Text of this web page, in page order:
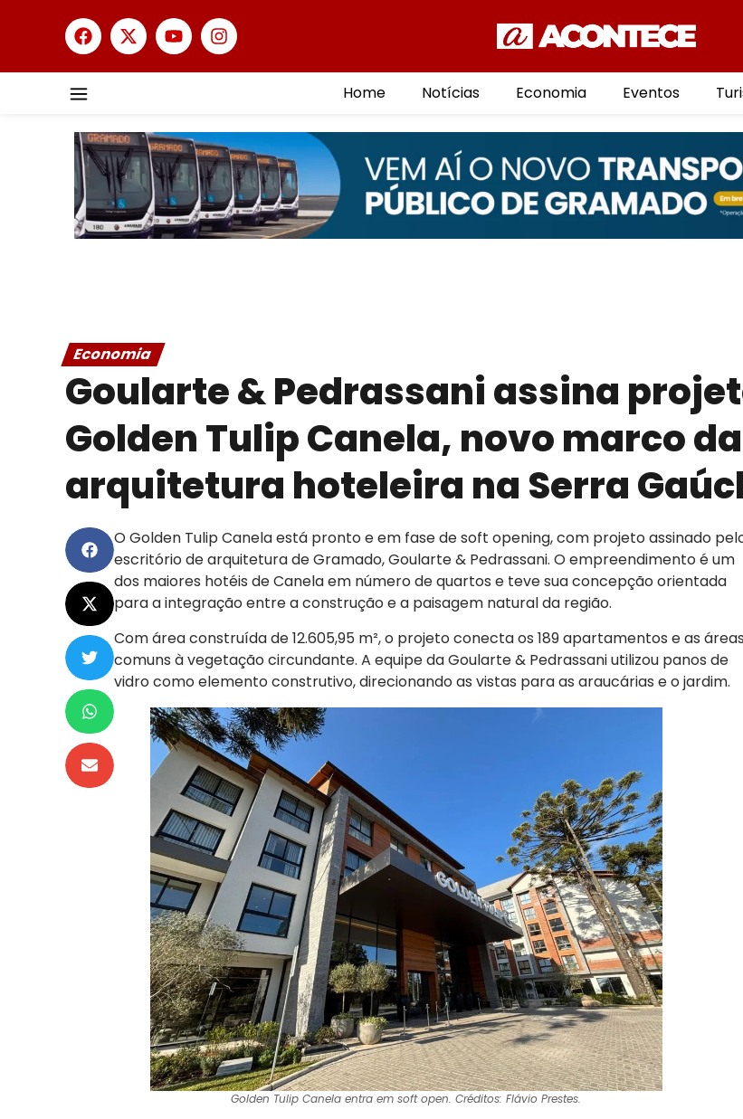
Home Notícias Economia Eventos
Economia
Goularte & Pedrassani assina
Golden Tulip Canela, novo marco da
arquitetura hoteleira na Serra
O Golden Tulip Canela está pronto e em fase de soft opening, com projeto assinado
escritório de arquitetura de Gramado, Goularte & Pedrassani. O empreendimento é um
dos maiores hotéis de Canela em número de quartos e teve sua concepção orientada
para a integração entre a construção e a paisagem natural da região.
Com área construída de 12.605,95 m², o projeto conecta os 189 apartamentos e as áreas
comuns à vegetação circundante. A equipe da Goularte & Pedrassani utilizou panos de
vidro como elemento construtivo, direcionando as vistas para as araucárias e o jardim.
Golden Tulip Canela entra em soft open. Créditos: Flávio Prestes.